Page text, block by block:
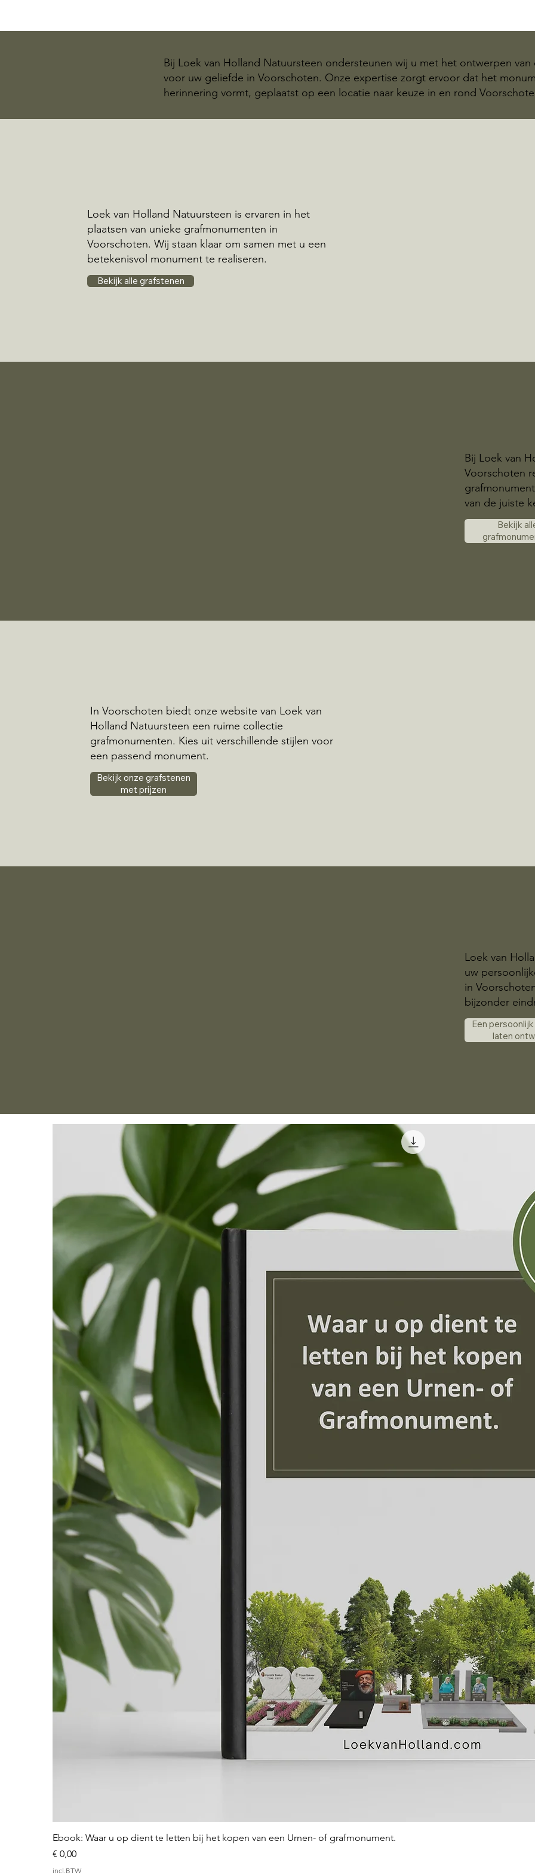
Bij Loek van Holland Natuursteen ondersteunen wij u met het ontwerpen
voor uw geliefde in Voorschoten. Onze expertise zorgt ervoor dat het
herinnering vormt, geplaatst op een locatie naar keuze in en rond
Loek van Holland Natuursteen is ervaren in het
plaatsen van unieke grafmonumenten in
Voorschoten. Wij staan klaar om samen met u een
betekenisvol monument te realiseren.
Bekijk alle grafstenen
Bij Loek van
Voorschoten
van de juiste
Bekijk
In Voorschoten biedt onze website van Loek van
Holland Natuursteen een ruime collectie
grafmonumenten. Kies uit verschillende stijlen voor
een passend monument.
Bekijk onze grafstenen
met prijzen
Loek van
uw
in
bijzonder
Een
laten
Snel overzicht
Ebook: Waar u op dient te letten bij het kopen van een Urnen- of grafmonument.
Prijs
€ 0,00
incl.BTW